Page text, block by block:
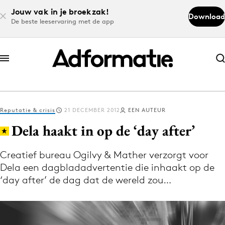
Jouw vak in je broekzak!
De beste leeservaring met de app
Download
Abonneer nu
Abonneer nu
Log in
Download de app
Volg het laatste nieuws via de Adformatie
Nieuws app
Reputatie & crisis 21 DECEMBER 2012 EEN AUTEUR
Dela haakt in op de ‘day after’
Creatief bureau Ogilvy & Mather verzorgt voor
Dela een dagbladadvertentie die inhaakt op de
‘day after’ de dag dat de wereld zou…